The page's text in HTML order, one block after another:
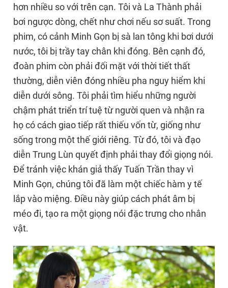
hơn nhiều so với trên cạn. Tôi và La Thành phải
bơi ngược dòng, chết như chơi nếu sơ suất. Trong
phim, có cảnh Minh Gọn bị sà lan tông khi bơi dưới
nước, tôi bị trầy tay chân khi đóng. Bên cạnh đó,
đoàn phim còn phải đối mặt với thời tiết thất
thường, diễn viên đóng nhiều pha nguy hiểm khi
diễn dưới sông. Tôi phải tìm hiểu những người
chậm phát triển trí tuệ từ người quen và nhận ra
họ có cách giao tiếp rất thiếu vốn từ, giống như
sống trong một thế giới riêng. Từ đó, tôi và đạo
diễn Trung Lùn quyết định phải thay đổi giọng nói.
Để tránh việc khán giả thấy Tuấn Trần thay vì
Minh Gọn, chúng tôi đã làm một chiếc hàm y tế
lắp vào miệng. Điều này giúp cách phát âm bị
méo đi, tạo ra một giọng nói đặc trưng cho nhân
vật.